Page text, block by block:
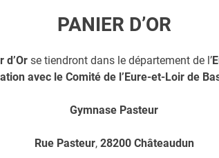
PANIER D’OR
d’Or se tiendront dans le département de l’
avec le Comité de l’Eure-et-Loir de
Gymnase Pasteur
Rue Pasteur, 28200 Châteaudun